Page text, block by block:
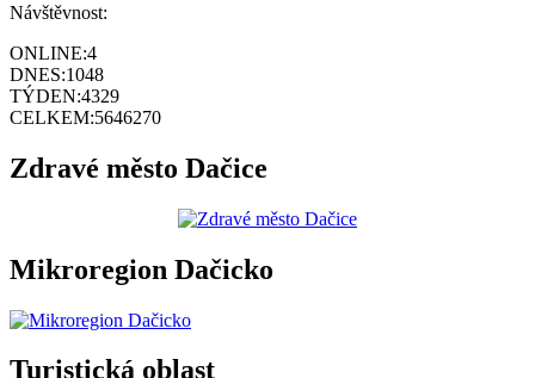
Návštěvnost:
ONLINE:4
DNES:1048
TÝDEN:4329
CELKEM:5646270
Zdravé město Dačice
Mikroregion Dačicko
Turistická oblast